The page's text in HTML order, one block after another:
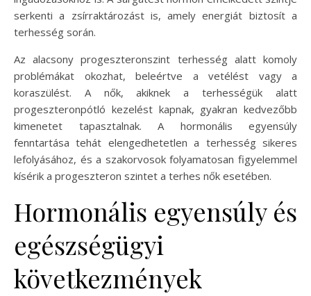
serkenti a zsírraktározást is, amely energiát biztosít a
terhesség során.
Az alacsony progeszteronszint terhesség alatt komoly
problémákat okozhat, beleértve a vetélést vagy a
koraszülést. A nők, akiknek a terhességük alatt
progeszteronpótló kezelést kapnak, gyakran kedvezőbb
kimenetet tapasztalnak. A hormonális egyensúly
fenntartása tehát elengedhetetlen a terhesség sikeres
lefolyásához, és a szakorvosok folyamatosan figyelemmel
kísérik a progeszteron szintet a terhes nők esetében.
Hormonális egyensúly és
egészségügyi
következmények